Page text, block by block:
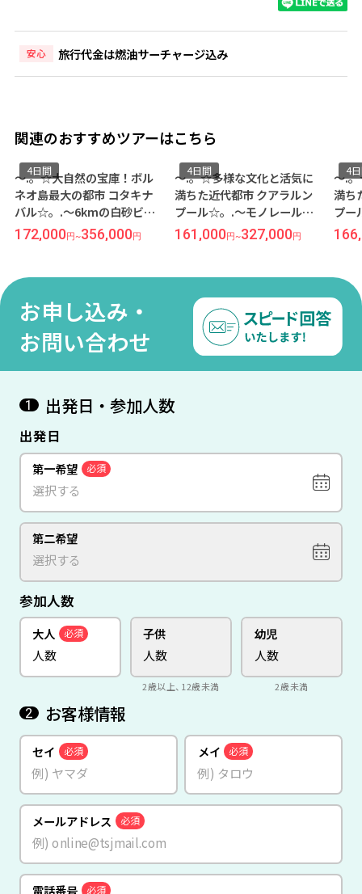
安心 旅行代金は燃油サーチャージ込み
関連のおすすめツアーはこちら
庫！ボル
コタキナ
白砂ビー
ードあふ
ゾート＆
ア航空利用
き≫
円
～.。☆多様な文化と活気に
満ちた近代都市 クアラルン
プール☆。.～モノレール駅
＆ショッピングモールに直
結『ベルジャヤ タイムズ ス
午前発/マレーシア航空利用
4日間
161,000円 327,000円
～.。☆多様な文化と活
満ちた近代都市 クアラ
プール☆。.～KLセン
駅直結！スタイリッシ
ッ星ホテル『アロフト
宿泊≪成田午前発/マレ
ア航空利用 2泊4日間/
き≫
166,000円 327,000
お申し込み・
お問い合わせ
1 出発日・参加人数
出発日
第一希望 必須
第二希望
参加人数
大人 必須 子供
2歳以上、12歳未満
幼児
2歳未満
2 お客様情報
セイ 必須 メイ 必須
メールアドレス 必須
電話番号 必須